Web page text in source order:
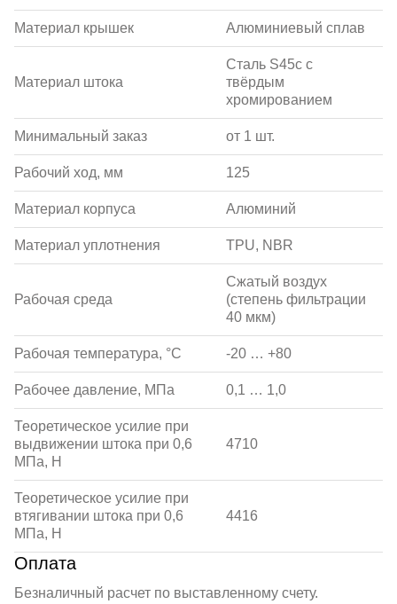
Материал крышек Алюминиевый сплав
Материал штока
Сталь S45c с
твёрдым
хромированием
Минимальный заказ от 1 шт.
Рабочий ход, мм 125
Материал корпуса Алюминий
Материал уплотнения TPU, NBR
Рабочая среда
Сжатый воздух
(степень фильтрации
40 мкм)
Рабочая температура, °С -20 … +80
Рабочее давление, МПа 0,1 … 1,0
Теоретическое усилие при
выдвижении штока при 0,6
МПа, Н
4710
Теоретическое усилие при
втягивании штока при 0,6
МПа, Н
4416
Оплата
Безналичный расчет по выставленному счету.